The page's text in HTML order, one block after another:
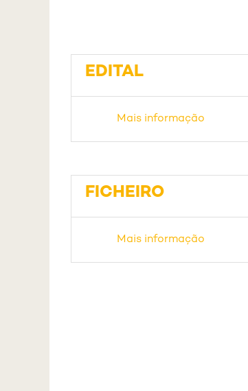
EDITAL
Mais informação
FICHEIRO
Mais informação